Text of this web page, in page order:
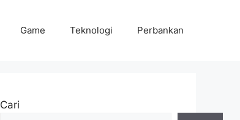
Game Teknologi Perbankan
Cari